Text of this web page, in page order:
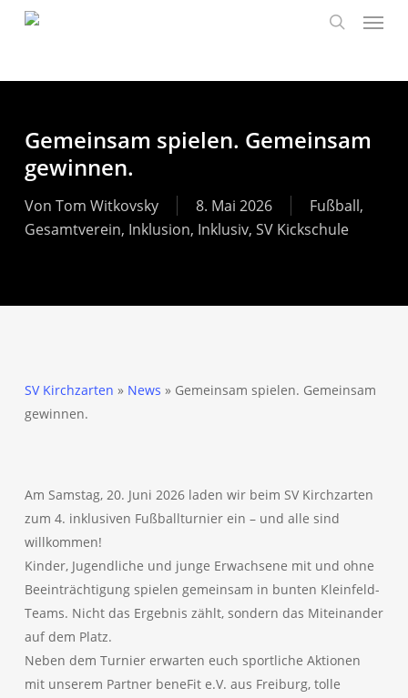
content
Gemeinsam spielen. Gemeinsam
gewinnen.
Von Tom Witkovsky 8. Mai 2026 Fußball,
Gesamtverein, Inklusion, Inklusiv, SV Kickschule
SV Kirchzarten » News » Gemeinsam spielen. Gemeinsam
gewinnen.
Am Samstag, 20. Juni 2026 laden wir beim SV Kirchzarten
zum 4. inklusiven Fußballturnier ein – und alle sind
willkommen!
Kinder, Jugendliche und junge Erwachsene mit und ohne
Beeinträchtigung spielen gemeinsam in bunten Kleinfeld-
Teams. Nicht das Ergebnis zählt, sondern das Miteinander
auf dem Platz.
Neben dem Turnier erwarten euch sportliche Aktionen
mit unserem Partner beneFit e.V. aus Freiburg, tolle